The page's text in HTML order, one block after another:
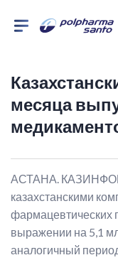
месяца
АСТАНА.
казахстанскими
фармацевтических
выражении на 5,1
аналогичный